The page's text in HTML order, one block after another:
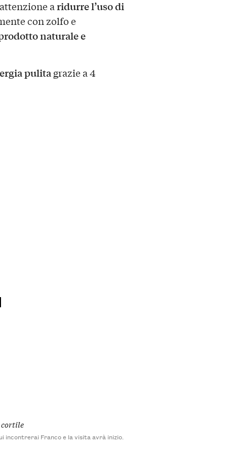
aridurre l’uso di
con zolfo e
naturale e
pulita grazie a 4
incontrerai Franco e la visita avrà inizio.